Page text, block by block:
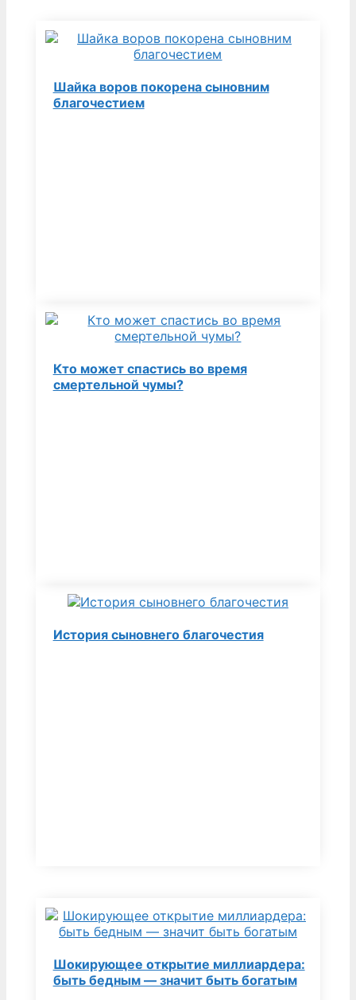
Шайка воров покорена сыновним
благочестием
Кто может спастись во время
смертельной чумы?
История сыновнего благочестия
Шокирующее открытие миллиардера:
быть бедным — значит быть богатым